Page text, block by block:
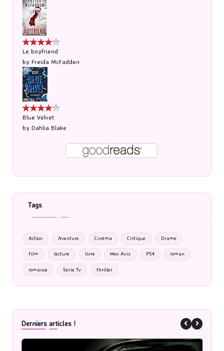
Le boyfriend
by Freida McFadden
Blue Velvet
by Dahlia Blake
Tags
Action Aventure Cinéma Critique Drame
Film lecture livre Mon Avis PS4 roman
romance Serie Tv thriller
Derniers articles !